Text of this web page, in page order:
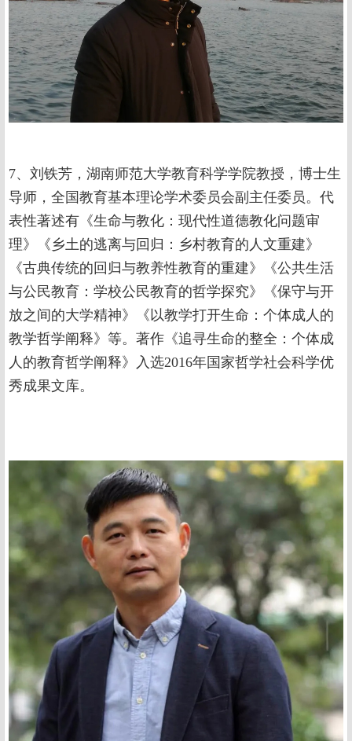
7、刘铁芳，湖南师范大学教育科学学院教授，博士生
导师，全国教育基本理论学术委员会副主任委员。代
表性著述有《生命与教化：现代性道德教化问题审
理》《乡土的逃离与回归：乡村教育的人文重建》
《古典传统的回归与教养性教育的重建》《公共生活
与公民教育：学校公民教育的哲学探究》《保守与开
放之间的大学精神》《以教学打开生命：个体成人的
教学哲学阐释》等。著作《追寻生命的整全：个体成
人的教育哲学阐释》入选2016年国家哲学社会科学优
秀成果文库。